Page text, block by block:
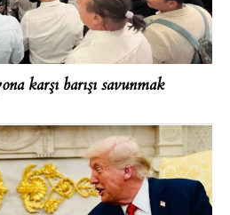
karşı barışı savunmak